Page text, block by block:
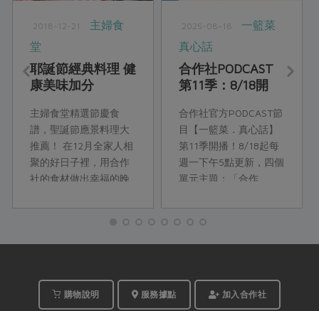
2018-12-21
主婦食
堂
耶誕節經典料理 健
康美味加分
主婦食堂精選節慶食
譜，聖誕節應景料理大
推薦！ 在12月全家人相
聚的好日子裡，用合作
社的食材做出幸福的晚
祝福大家~聖誕節快樂！
別忘了掛襪子，等禮物
喔！...
2025-08-18
一籃菜
真心話
合作社PODCAST
第11季：8/18開
合作社官方PODCAST節
目【一籃菜．真心話】
第11季開播！8/18起每
週一下午5點更新，四個
單元主題：「合作
講」、「合作瞭望
物」，精彩合作故事，
購物說明 服務據點 加入合作社